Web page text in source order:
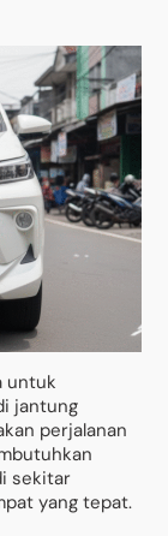
untuk
jantung
perjalanan
sekitar
yang tepat.